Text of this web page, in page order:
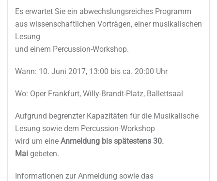
Es erwartet Sie ein abwechslungsreiches Programm
aus wissenschaftlichen Vorträgen, einer musikalischen
Lesung
und einem Percussion-Workshop.
Wann: 10. Juni 2017, 13:00 bis ca. 20:00 Uhr
Wo: Oper Frankfurt, Willy-Brandt-Platz, Ballettsaal
Aufgrund begrenzter Kapazitäten für die Musikalische
Lesung sowie dem Percussion-Workshop
wird um eine Anmeldung bis spätestens 30.
Mai gebeten.
Informationen zur Anmeldung sowie das